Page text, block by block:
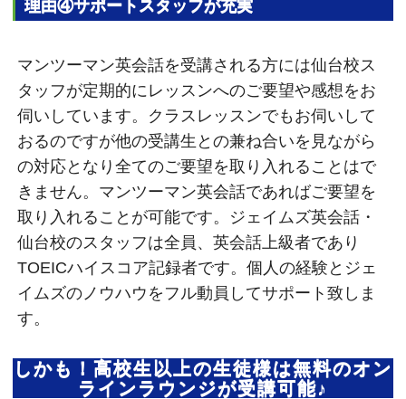
理由④サポートスタッフが充実
マンツーマン英会話を受講される方には仙台校ス
タッフが定期的にレッスンへのご要望や感想をお
伺いしています。クラスレッスンでもお伺いして
おるのですが他の受講生との兼ね合いを見ながら
の対応となり全てのご要望を取り入れることはで
きません。マンツーマン英会話であればご要望を
取り入れることが可能です。ジェイムズ英会話・
仙台校のスタッフは全員、英会話上級者であり
TOEICハイスコア記録者です。個人の経験とジェ
イムズのノウハウをフル動員してサポート致しま
す。
しかも！高校生以上の生徒様は無料のオン
ラインラウンジが受講可能♪